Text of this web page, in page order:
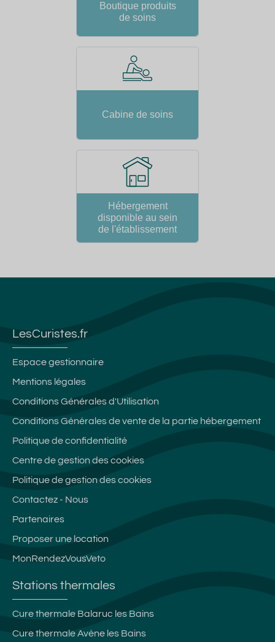
Boutique produits
de soins
Cabine de soins
Hébergement
disponible au sein
de l'établissement
LesCuristes.fr
Espace gestionnaire
Mentions légales
Conditions Générales d'Utilisation
Conditions Générales de vente de la partie hébergement
Politique de confidentialité
Centre de gestion des cookies
Politique de gestion des cookies
Contactez - Nous
Partenaires
Proposer une location
MonRendezVousVeto
Stations thermales
Cure thermale Balaruc les Bains
Cure thermale Avène les Bains